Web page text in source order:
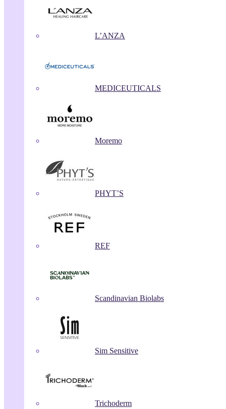
L’ANZA
MEDICEUTICALS
Moremo
PHYT’S
REF
Scandinavian Biolabs
Sim Sensitive
Trichoderm